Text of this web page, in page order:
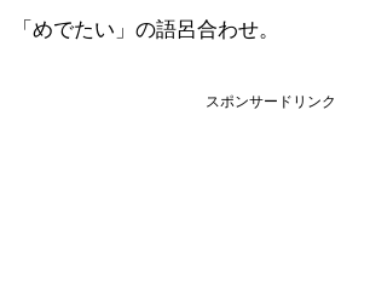
「めでたい」の語呂合わせ。
スポンサードリンク